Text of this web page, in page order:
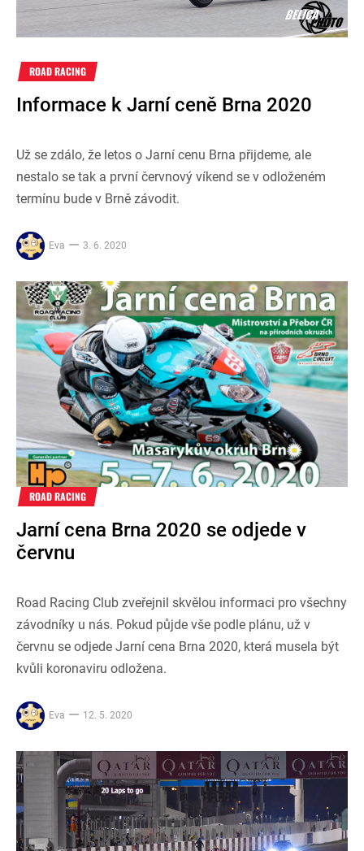
ROAD RACING
Informace k Jarní ceně Brna 2020
Už se zdálo, že letos o Jarní cenu Brna přijdeme, ale
nestalo se tak a první červnový víkend se v odloženém
termínu bude v Brně závodit.
Eva 3. 6. 2020
ROAD RACING
Jarní cena Brna 2020 se odjede v
červnu
Road Racing Club zveřejnil skvělou informaci pro všechny
závodníky u nás. Pokud půjde vše podle plánu, už v
červnu se odjede Jarní cena Brna 2020, která musela být
kvůli koronaviru odložena.
Eva 12. 5. 2020